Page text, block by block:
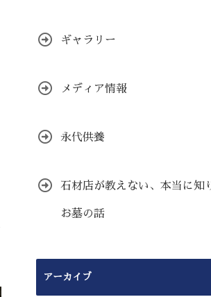
ギャラリー
メディア情報
永代供養
石材店が教えない、本当に知
お墓の話
アーカイブ